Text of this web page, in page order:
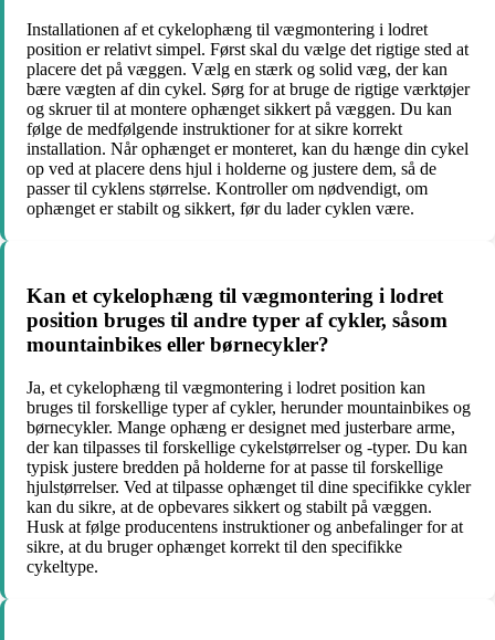
Installationen af et cykelophæng til vægmontering i lodret
position er relativt simpel. Først skal du vælge det rigtige sted at
placere det på væggen. Vælg en stærk og solid væg, der kan
bære vægten af din cykel. Sørg for at bruge de rigtige værktøjer
og skruer til at montere ophænget sikkert på væggen. Du kan
følge de medfølgende instruktioner for at sikre korrekt
installation. Når ophænget er monteret, kan du hænge din cykel
op ved at placere dens hjul i holderne og justere dem, så de
passer til cyklens størrelse. Kontroller om nødvendigt, om
ophænget er stabilt og sikkert, før du lader cyklen være.
Kan et cykelophæng til vægmontering i lodret
position bruges til andre typer af cykler, såsom
mountainbikes eller børnecykler?
Ja, et cykelophæng til vægmontering i lodret position kan
bruges til forskellige typer af cykler, herunder mountainbikes og
børnecykler. Mange ophæng er designet med justerbare arme,
der kan tilpasses til forskellige cykelstørrelser og -typer. Du kan
typisk justere bredden på holderne for at passe til forskellige
hjulstørrelser. Ved at tilpasse ophænget til dine specifikke cykler
kan du sikre, at de opbevares sikkert og stabilt på væggen.
Husk at følge producentens instruktioner og anbefalinger for at
sikre, at du bruger ophænget korrekt til den specifikke
cykeltype.